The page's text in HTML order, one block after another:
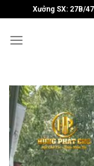
to
content
Xưởng SX: 27B/